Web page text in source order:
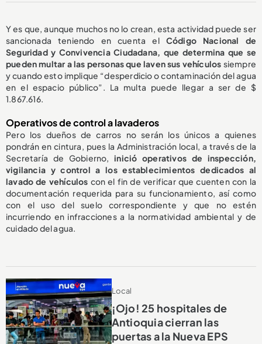
Y es que, aunque muchos no lo crean, esta actividad puede ser
sancionada teniendo en cuenta el Código Nacional de
Seguridad y Convivencia Ciudadana, que determina que se
pueden multar a las personas que laven sus vehículos siempre
y cuando esto implique “desperdicio o contaminación del agua
en el espacio público”. La multa puede llegar a ser de $
1.867.616.
Operativos de control a lavaderos
Pero los dueños de carros no serán los únicos a quienes
pondrán en cintura, pues la Administración local, a través de la
Secretaría de Gobierno,inició operativos de inspección,
vigilancia y control a los establecimientos dedicados al
lavado de vehículos con el fin de verificar que cuenten con la
documentación requerida para su funcionamiento, así como
con el uso del suelo correspondiente y que no estén
incurriendo en infracciones a la normatividad ambiental y de
cuidado del agua.
Local
¡Ojo! 25 hospitales de
Antioquia cierran las
puertas a la Nueva EPS